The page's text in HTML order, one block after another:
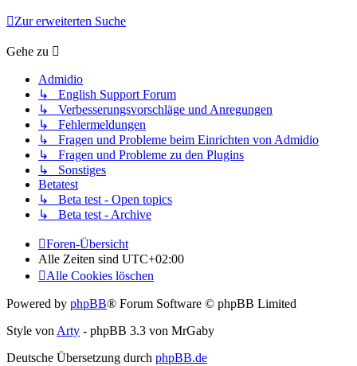
Zur erweiterten Suche
Gehe zu
Admidio
↳ English Support Forum
↳ Verbesserungsvorschläge und Anregungen
↳ Fehlermeldungen
↳ Fragen und Probleme beim Einrichten von Admidio
↳ Fragen und Probleme zu den Plugins
↳ Sonstiges
Betatest
↳ Beta test - Open topics
↳ Beta test - Archive
Foren-Übersicht
Alle Zeiten sind UTC+02:00
Alle Cookies löschen
Powered by phpBB® Forum Software © phpBB Limited
Style vonArty - phpBB 3.3 von MrGaby
Deutsche Übersetzung durch phpBB.de